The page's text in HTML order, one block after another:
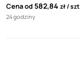
Cena od 582,84 zł
24 godziny